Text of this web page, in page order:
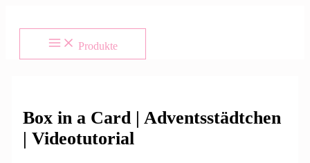
Produkte
Box in a Card | Adventsstädtchen
| Videotutorial